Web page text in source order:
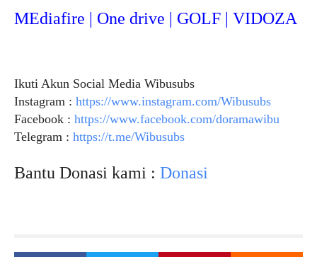
MEdiafire | One drive | GOLF | VIDOZA
Ikuti Akun Social Media Wibusubs
Instagram : https://www.instagram.com/Wibusubs
Facebook : https://www.facebook.com/doramawibu
Telegram : https://t.me/Wibusubs
Bantu Donasi kami : Donasi